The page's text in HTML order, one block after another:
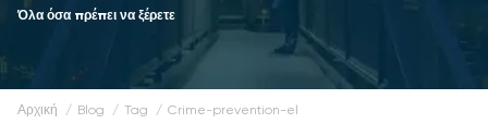
Όλα όσα πρέπει να ξέρετε
Αρχική blog tag crime-prevention-el